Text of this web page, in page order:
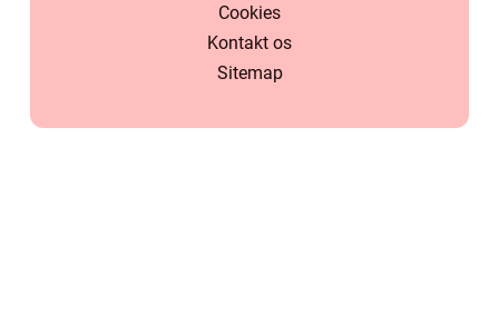
Cookies
Kontakt os
Sitemap